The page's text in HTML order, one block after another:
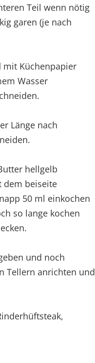
Teil wenn nötig
garen (je nach
mit Küchenpapier
Wasser
Länge nach
hellgelb
dem beiseite
50 ml einkochen
so lange kochen
und noch
Tellern anrichten und